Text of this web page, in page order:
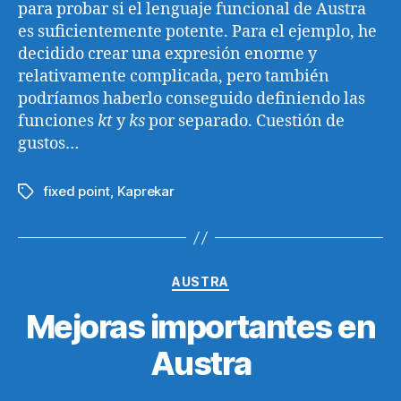
para probar si el lenguaje funcional de Austra
es suficientemente potente. Para el ejemplo, he
decidido crear una expresión enorme y
relativamente complicada, pero también
podríamos haberlo conseguido definiendo las
funciones ktykspor separado. Cuestión de
gustos…
Etiquetas
fixed point, Kaprekar
Categorías
AUSTRA
Mejoras importantes en
Austra